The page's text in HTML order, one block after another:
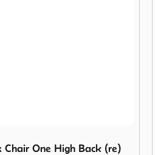
Exped Sit Pad Flex